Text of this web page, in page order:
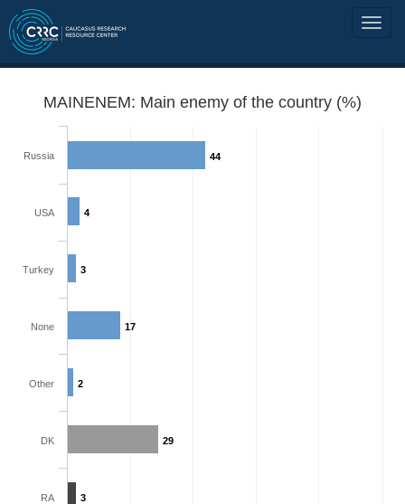
MAINENEM: Main enemy of the country (%)
44
4
3
17
2
29
3
Russia
USA
Turkey
None
Other
DK
RA